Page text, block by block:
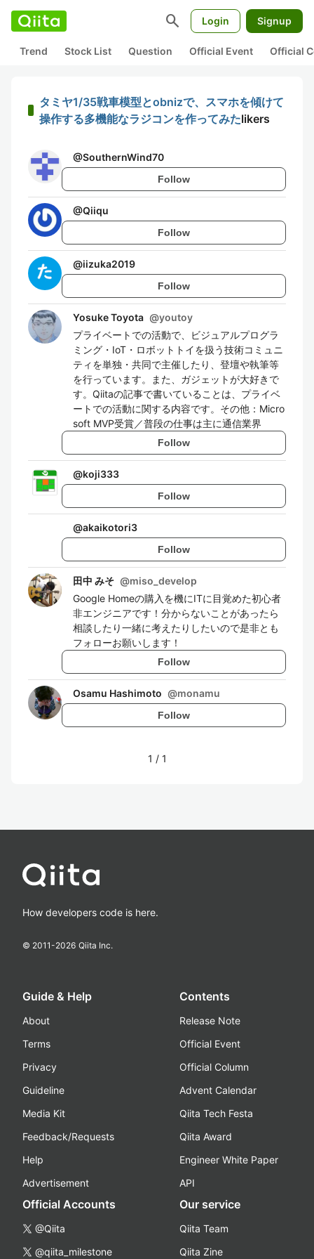
search Login Signup
Trend Stock List Question Official Event Official
タミヤ1/35戦車模型とobnizで、スマホを傾けて
操作する多機能なラジコンを作ってみたlikers
@SouthernWind70
Follow
@Qiiqu
Follow
@iizuka2019
Follow
Yosuke Toyota @youtoy
プライベートでの活動で、ビジュアルプログラ
ミング・IoT・ロボットトイを扱う技術コミュニ
ティを単独・共同で主催したり、登壇や執筆等
を行っています。また、ガジェットが大好きで
す。Qiitaの記事で書いていることは、プライベ
ートでの活動に関する内容です。その他：Micro
soft MVP受賞／普段の仕事は主に通信業界
Follow
@koji333
Follow
@akaikotori3
Follow
田中 みそ @miso_develop
Google Homeの購入を機にITに目覚めた初心者
非エンジニアです！分からないことがあったら
相談したり一緒に考えたりしたいので是非とも
フォローお願いします！
Follow
Osamu Hashimoto @monamu
Follow
1 / 1
How developers code is here.
© 2011-2026 Qiita Inc.
Guide & Help
About
Terms
Privacy
Guideline
Media Kit
Feedback/Requests
Help
Advertisement
Contents
Release Note
Official Event
Official Column
Advent Calendar
Qiita Tech Festa
Qiita Award
Engineer White Paper
API
Official Accounts
@Qiita
@qiita_milestone
Our service
Qiita Team
Qiita Zine